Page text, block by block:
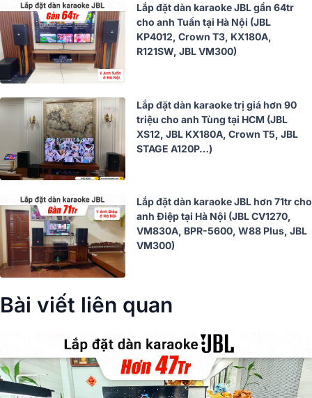
Lắp đặt dàn karaoke JBL gần 64tr
cho anh Tuấn tại Hà Nội (JBL
KP4012, Crown T3, KX180A,
R121SW, JBL VM300)
Lắp đặt dàn karaoke trị giá hơn 90
triệu cho anh Tùng tại HCM (JBL
XS12, JBL KX180A, Crown T5, JBL
STAGE A120P…)
Lắp đặt dàn karaoke JBL hơn 71tr cho
anh Điệp tại Hà Nội (JBL CV1270,
VM830A, BPR-5600, W88 Plus, JBL
VM300)
Bài viết liên quan